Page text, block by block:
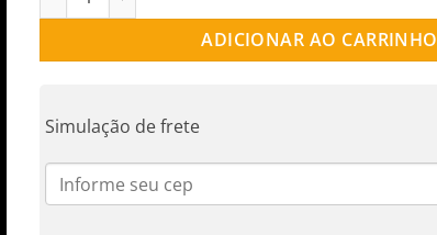
ADICIONAR AO CARRINHO
Simulação de frete